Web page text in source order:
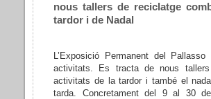
nous tallers de reciclatge
tardor i de Nadal
L’Exposició Permanent del
activitats. Es tracta de nous
activitats de la tardor i també el
tarda. Concretament del 9 al 30